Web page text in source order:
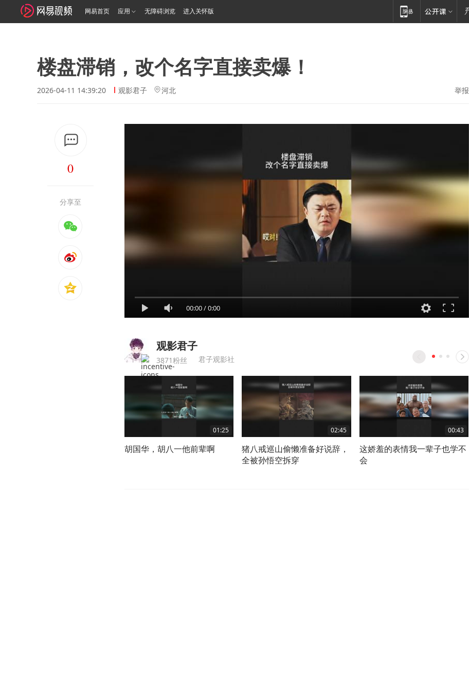
网易首页 应用 无障碍浏览 进入关怀版
楼盘滞销，改个名字直接卖爆！
2026-04-11 14:39:20 观影君子 河北 举报
0
分享至
00:00/0:00
观影君子
3871粉丝 君子观影社
01:25
胡国华，胡八一他前辈啊
02:45
猪八戒巡山偷懒准备好说辞，
全被孙悟空拆穿
00:43
这娇羞的表情我一辈子也学不
会